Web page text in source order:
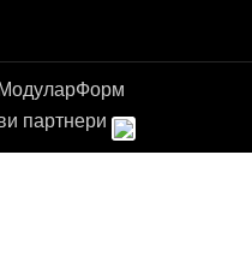
партнери